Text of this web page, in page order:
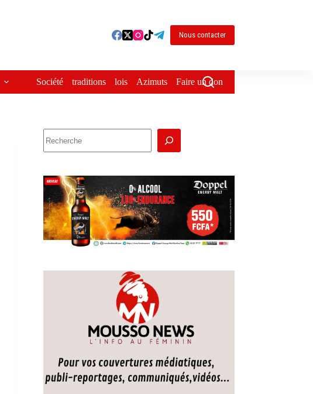
Nous contacter
Société traditions lois Azimuts Faire un don